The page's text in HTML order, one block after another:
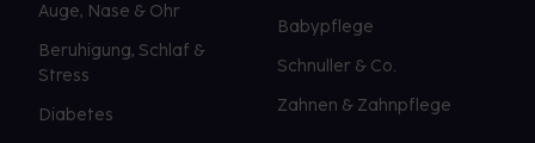
Auge, Nase & Ohr
Beruhigung, Schlaf &
Stress
Diabetes
Babypflege
Schnuller & Co.
Zahnen & Zahnpflege